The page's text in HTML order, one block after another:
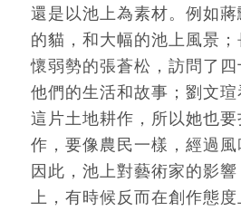
還是以池上為素材。例如
的貓，和大幅的池上風景
懷弱勢的張蒼松，訪問了
他們的生活和故事；劉文
這片土地耕作，所以她也
作，要像農民一樣，經過風
因此，池上對藝術家的影
上，有時候反而在創作態度